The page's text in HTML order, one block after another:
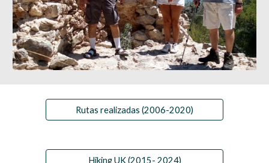
Rutas realizadas (2006-2020)
Hiking UK (2015- 2024)